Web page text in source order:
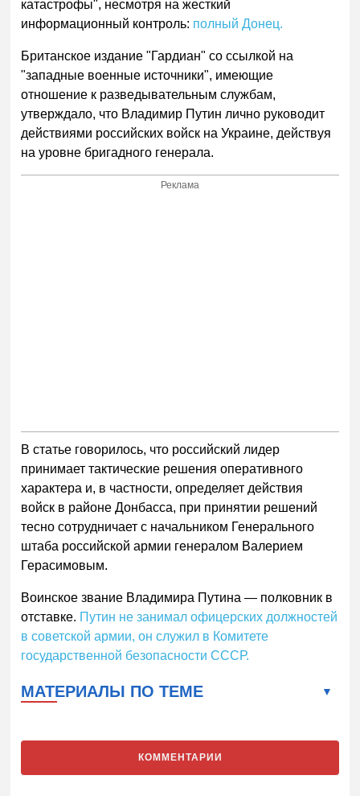
катастрофы", несмотря на жесткий
информационный контроль: полный Донец.
Британское издание "Гардиан" со ссылкой на
"западные военные источники", имеющие
отношение к разведывательным службам,
утверждало, что Владимир Путин лично руководит
действиями российских войск на Украине, действуя
на уровне бригадного генерала.
Реклама
В статье говорилось, что российский лидер
принимает тактические решения оперативного
характера и, в частности, определяет действия
войск в районе Донбасса, при принятии решений
тесно сотрудничает с начальником Генерального
штаба российской армии генералом Валерием
Герасимовым.
Воинское звание Владимира Путина — полковник в
отставке. Путин не занимал офицерских должностей
в советской армии, он служил в Комитете
государственной безопасности СССР.
МАТЕРИАЛЫ ПО ТЕМЕ
КОММЕНТАРИИ